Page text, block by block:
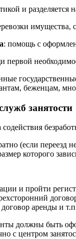
и разделяется
: помощь с
первой
беженцам,
занятости
(если переезд
которого
и пройти
аренды и
должны быть
с центром